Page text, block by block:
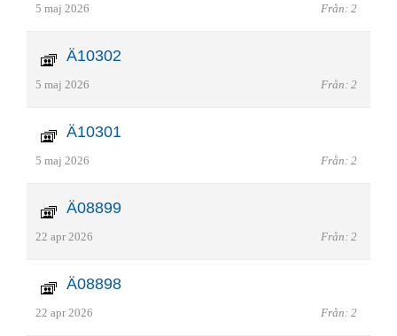
5 maj 2026 Från: 2
Ä10302
5 maj 2026 Från: 2
Ä10301
5 maj 2026 Från: 2
Ä08899
22 apr 2026 Från: 2
Ä08898
22 apr 2026 Från: 2